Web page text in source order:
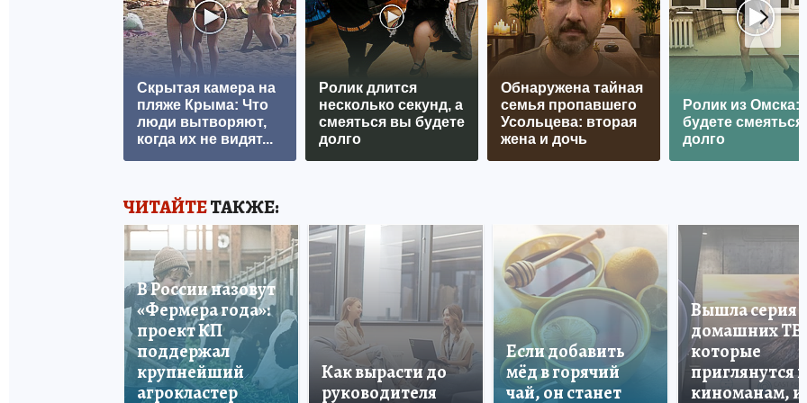
Скрытая камера на
пляже Крыма: Что
люди вытворяют,
когда их не видят...
Ролик длится
несколько секунд, а
смеяться вы будете
долго
Обнаружена тайная
семья пропавшего
Усольцева: вторая
жена и дочь
Ролик из Омска:
будете смеяться
долго
ЧИТАЙТЕТАКЖЕ:
В России назовут
«Фермера года»:
проект КП
поддержал
крупнейший
агрокластер
Как вырасти до
руководителя
Если добавить
мёд в горячий
чай, он станет
Вышла серия
домашних ТВ,
которые
приглянутся и
киноманам, и